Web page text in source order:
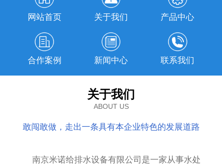
网站首页 关于我们 产品中心
合作案例 新闻中心 联系我们
关于我们
ABOUT US
敢闯敢做，走出一条具有本企业特色的发展道路
南京米诺给排水设备有限公司是一家从事水处